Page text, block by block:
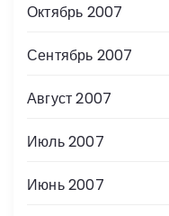
Октябрь 2007
Сентябрь 2007
Август 2007
Июль 2007
Июнь 2007